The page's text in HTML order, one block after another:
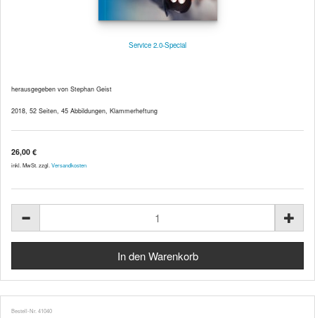
Service 2.0-Special
herausgegeben von Stephan Geist
2018, 52 Seiten, 45 Abbildungen, Klammerheftung
26,00 €
inkl. MwSt. zzgl. Versandkosten
Bestell-Nr. 41040